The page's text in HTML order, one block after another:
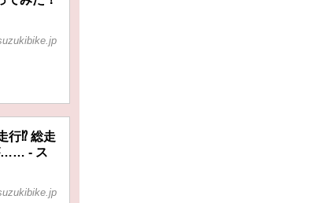
行⁉︎ 総走
…… - ス